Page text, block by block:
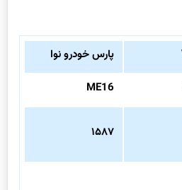
پارس خودرو نوا
ME16
۱۵۸۷